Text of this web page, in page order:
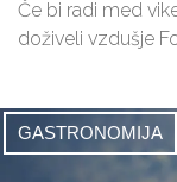
Če bi radi med
doživeli vzdušje
GASTRONOMIJA